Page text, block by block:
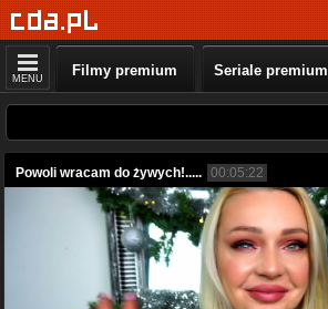
MENU Filmy premium Seriale premium
Powoli wracam do żywych!..... 00:05:22